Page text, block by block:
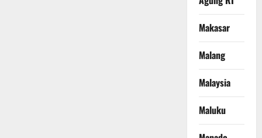
Makasar
Malang
Malaysia
Maluku